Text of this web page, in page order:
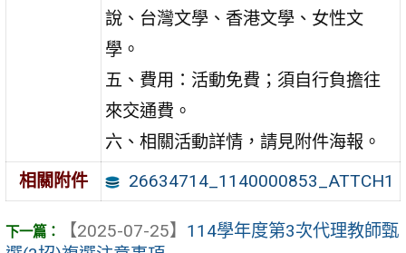
說、台灣文學、香港文學、女性文
學。
五、費用：活動免費；須自行負擔往
來交通費。
六、相關活動詳情，請見附件海報。
相關附件
26634714_1140000853_ATTCH1
【2025-07-25】 114學年度第3次代理教師甄